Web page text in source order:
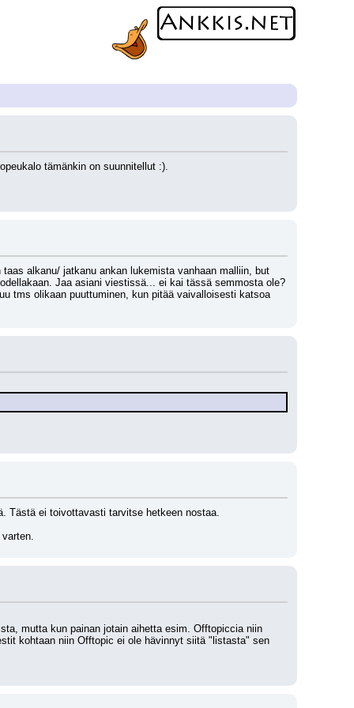
tämänkin on suunnitellut :).
alkanu/ jatkanu ankan lukemista vanhaan malliin, but
Jaa asiani viestissä... ei kai tässä semmosta ole?
tms olikaan puuttuminen, kun pitää vaivalloisesti katsoa
Tästä ei toivottavasti tarvitse hetkeen nostaa.
mutta kun painan jotain aihetta esim. Offtopiccia niin
kohtaan niin Offtopic ei ole hävinnyt siitä "listasta" sen